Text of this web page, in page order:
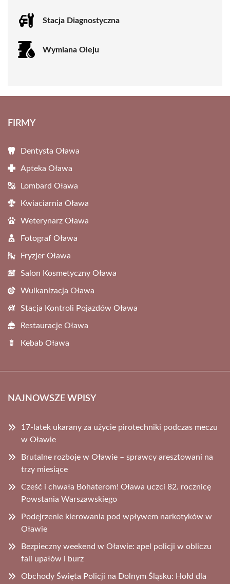
Stacja Diagnostyczna
Wymiana Oleju
FIRMY
Dentysta Oława
Apteka Oława
Lombard Oława
Kwiaciarnia Oława
Weterynarz Oława
Fotograf Oława
Fryzjer Oława
Salon Kosmetyczny Oława
Wulkanizacja Oława
Stacja Kontroli Pojazdów Oława
Restauracje Oława
Kebab Oława
NAJNOWSZE WPISY
17-latek ukarany za użycie pirotechniki podczas meczu
w Oławie
Brutalne rozboje w Oławie – sprawcy aresztowani na
trzy miesiące
Cześć i chwała Bohaterom! Oława uczci 82. rocznicę
Powstania Warszawskiego
Podejrzenie kierowania pod wpływem narkotyków w
Oławie
Bezpieczny weekend w Oławie: apel policji w obliczu
fali upałów i burz
Obchody Święta Policji na Dolnym Śląsku: Hołd dla